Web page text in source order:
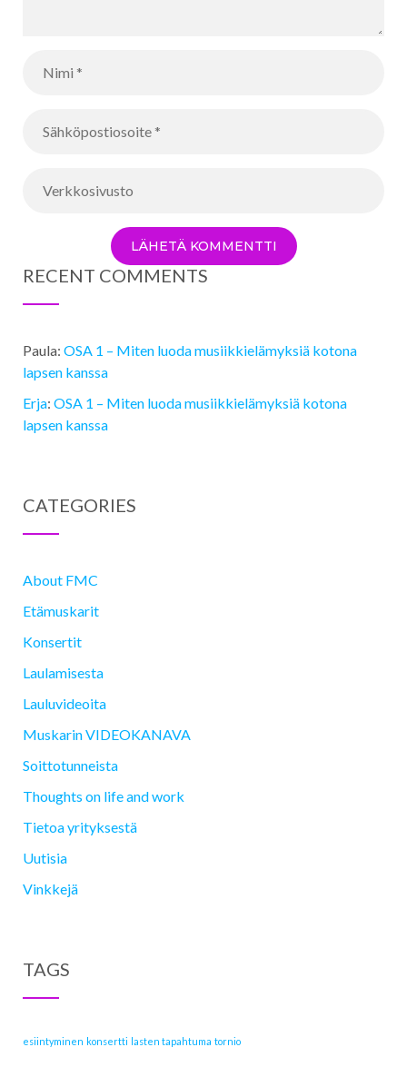
RECENT COMMENTS
Paula: OSA 1 ­– Miten luoda musiikkielämyksiä kotona
lapsen kanssa
Erja: OSA 1 ­– Miten luoda musiikkielämyksiä kotona
lapsen kanssa
CATEGORIES
About FMC
Etämuskarit
Konsertit
Laulamisesta
Lauluvideoita
Muskarin VIDEOKANAVA
Soittotunneista
Thoughts on life and work
Tietoa yrityksestä
Uutisia
Vinkkejä
TAGS
esiintyminen konsertti lasten tapahtuma tornio